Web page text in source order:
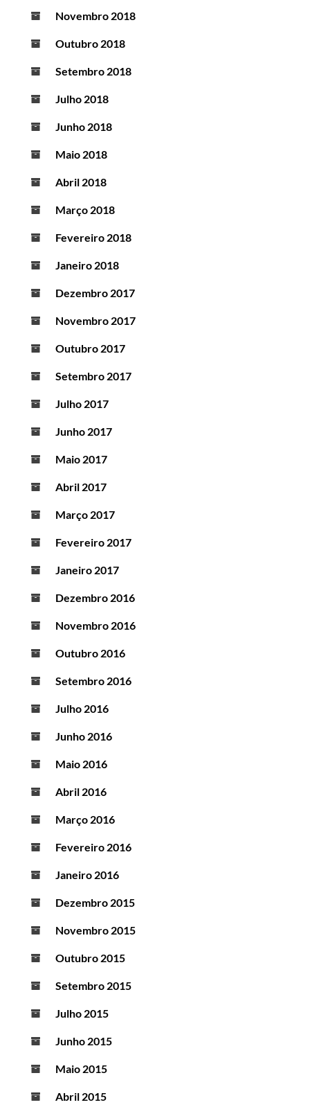
Novembro 2018
Outubro 2018
Setembro 2018
Julho 2018
Junho 2018
Maio 2018
Abril 2018
Março 2018
Fevereiro 2018
Janeiro 2018
Dezembro 2017
Novembro 2017
Outubro 2017
Setembro 2017
Julho 2017
Junho 2017
Maio 2017
Abril 2017
Março 2017
Fevereiro 2017
Janeiro 2017
Dezembro 2016
Novembro 2016
Outubro 2016
Setembro 2016
Julho 2016
Junho 2016
Maio 2016
Abril 2016
Março 2016
Fevereiro 2016
Janeiro 2016
Dezembro 2015
Novembro 2015
Outubro 2015
Setembro 2015
Julho 2015
Junho 2015
Maio 2015
Abril 2015